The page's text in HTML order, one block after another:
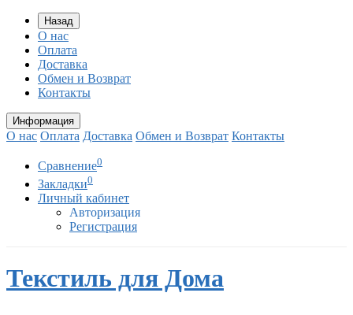
Назад
О нас
Оплата
Доставка
Обмен и Возврат
Контакты
Информация
О нас Оплата Доставка Обмен и Возврат Контакты
Сравнение0
Закладки0
Личный кабинет
Авторизация
Регистрация
Текстиль для Дома